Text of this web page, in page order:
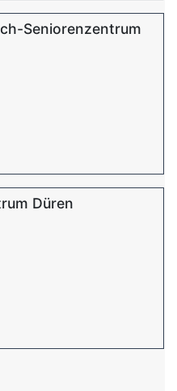
Seniorenzentrum
Düren